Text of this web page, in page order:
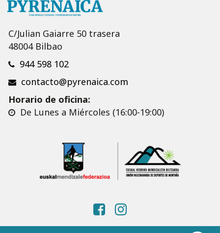
C/Julian Gaiarre 50 trasera
48004 Bilbao
944 598 102
contacto@pyrenaica.com
Horario de oficina:
De Lunes a Miércoles (16:00-19:00)